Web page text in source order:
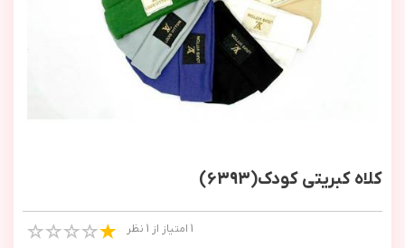
کلاه کبریتی کودک(6393)
1 امتیاز از 1 نظر